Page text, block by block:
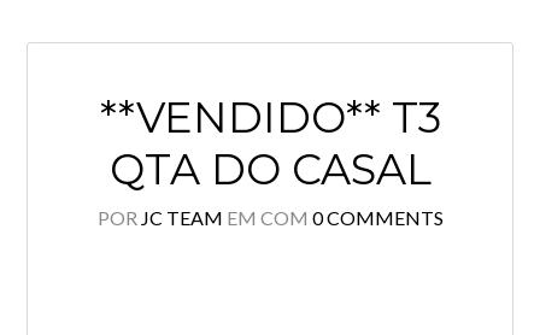
**VENDIDO** T3
QTA DO CASAL
POR JC TEAM EM COM 0 COMMENTS